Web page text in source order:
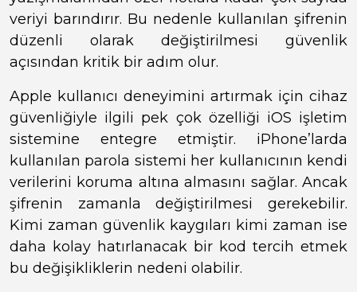
veriyi barındırır. Bu nedenle kullanılan şifrenin
düzenli olarak değiştirilmesi güvenlik
açısından kritik bir adım olur.
Apple kullanıcı deneyimini artırmak için cihaz
güvenliğiyle ilgili pek çok özelliği iOS işletim
sistemine entegre etmiştir. iPhone’larda
kullanılan parola sistemi her kullanıcının kendi
verilerini koruma altına almasını sağlar. Ancak
şifrenin zamanla değiştirilmesi gerekebilir.
Kimi zaman güvenlik kaygıları kimi zaman ise
daha kolay hatırlanacak bir kod tercih etmek
bu değişikliklerin nedeni olabilir.